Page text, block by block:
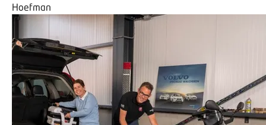
Hoefman